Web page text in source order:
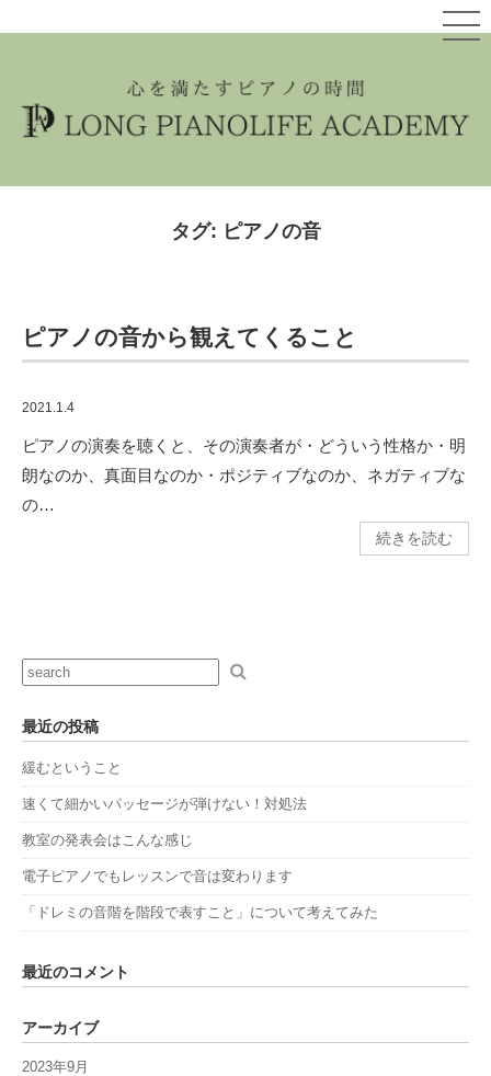
タグ: ピアノの音
ピアノの音から観えてくること
2021.1.4
ピアノの演奏を聴くと、その演奏者が・どういう性格か・明
朗なのか、真面目なのか・ポジティブなのか、ネガティブな
の…
続きを読む
最近の投稿
緩むということ
速くて細かいパッセージが弾けない！対処法
教室の発表会はこんな感じ
電子ピアノでもレッスンで音は変わります
「ドレミの音階を階段で表すこと」について考えてみた
最近のコメント
アーカイブ
2023年9月